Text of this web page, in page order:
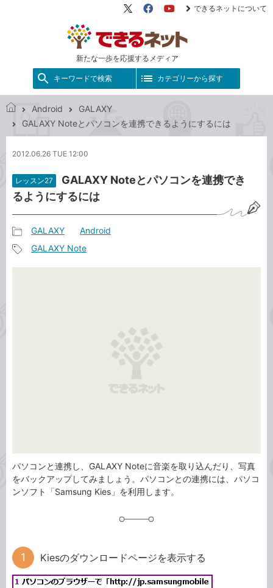
新たな一歩を応援するメディア
X（旧
FacebookYouTube
できるネットについて
キーワードで検索 カテゴリーから探す
で
ネ
ト
Android
GALAXY
GALAXY Noteとパソコンを連携できるようにするには
2012.06.26 TUE 12:00
レッスン27
GALAXY Noteとパソコンを連携でき
るようにするには
事
カ
GALAXY Android
GALAXY Note
パソコンと連携し、GALAXY Noteに音楽を取り込んだり、写真
をバックアップしてみましょう。パソコンとの連携には、パソコ
ンソフト「Samsung Kies」を利用します。
Kiesのダウンロードページを表示する